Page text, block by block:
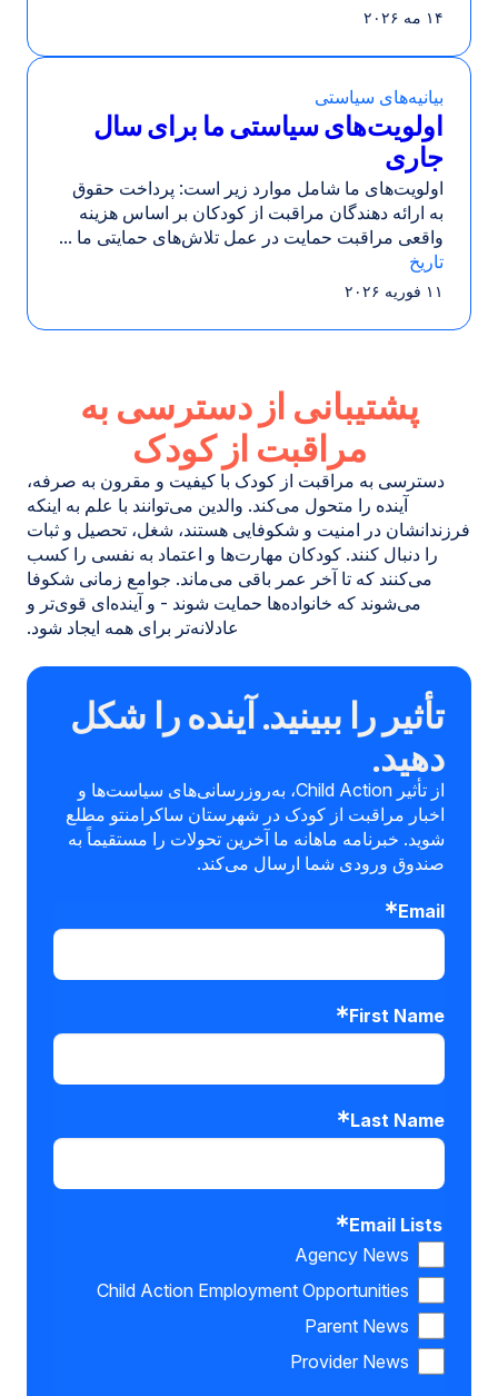
۱۴ مه ۲۰۲۶
اولویت‌های سیاستی ما برای سال
جاری
بیانیه‌های سیاستی
اولویت‌های ما شامل موارد زیر است: پرداخت حقوق
به ارائه دهندگان مراقبت از کودکان بر اساس هزینه
واقعی مراقبت حمایت در عمل تلاش‌های حمایتی ما ...
تاریخ
۱۱ فوریه ۲۰۲۶
پشتیبانی از دسترسی به
مراقبت از کودک
دسترسی به مراقبت از کودک با کیفیت و مقرون به صرفه،
آینده را متحول می‌کند. والدین می‌توانند با علم به اینکه
فرزندانشان در امنیت و شکوفایی هستند، شغل، تحصیل و ثبات
را دنبال کنند. کودکان مهارت‌ها و اعتماد به نفسی را کسب
می‌کنند که تا آخر عمر باقی می‌ماند. جوامع زمانی شکوفا
می‌شوند که خانواده‌ها حمایت شوند - و آینده‌ای قوی‌تر و
عادلانه‌تر برای همه ایجاد شود.
تأثیر را ببینید. آینده را شکل
دهید.
از تأثیر Child Action، به‌روزرسانی‌های سیاست‌ها و
اخبار مراقبت از کودک در شهرستان ساکرامنتو مطلع
شوید. خبرنامه ماهانه ما آخرین تحولات را مستقیماً به
صندوق ورودی شما ارسال می‌کند.
Email
First Name
Last Name
Email Lists
Agency News
Child Action Employment Opportunities
Parent News
Provider News